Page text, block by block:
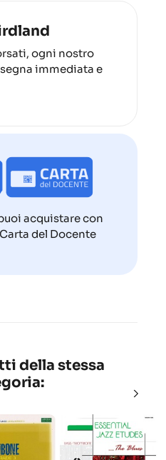
ogni nostro
immediata e
acquistare con
del Docente
della stessa